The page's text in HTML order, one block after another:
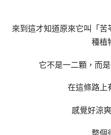
來到這才知道原來它叫「
種植
它不是一二顆，而
在這條路上
感覺好涼
整個